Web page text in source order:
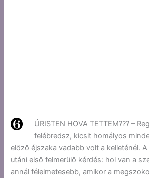
ÚRISTEN HOVA TETTEM??? –
felébredsz, kicsit homályos
előző éjszaka vadabb volt a kelleténél.
utáni első felmerülő kérdés: hol van a
annál félelmetesebb, amikor a